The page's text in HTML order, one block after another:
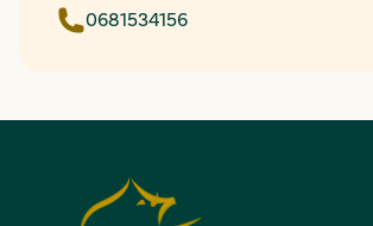
0681534156